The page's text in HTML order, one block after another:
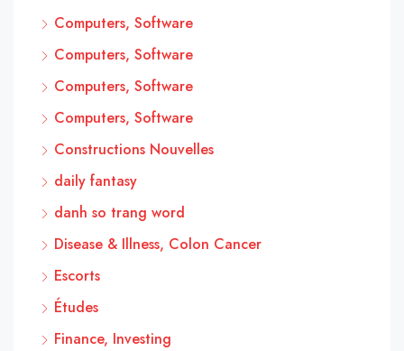
Computers, Software
Computers, Software
Computers, Software
Computers, Software
Constructions Nouvelles
daily fantasy
danh so trang word
Disease & Illness, Colon Cancer
Escorts
Études
Finance, Investing